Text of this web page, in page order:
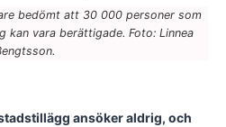
bedömt att 30 000 personer som
vara berättigade. Foto: Linnea
ansöker aldrig, och